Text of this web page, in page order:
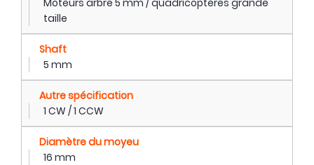
taille
Shaft
5 mm
Autre spécification
1 CW / 1 CCW
Diamètre du moyeu
16 mm